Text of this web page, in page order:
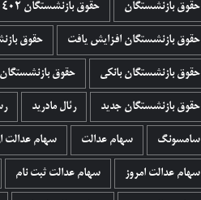
حقوق بازنشستگان حقوق بازنشستگان 1402
حقوق بازنشستگان افزایش یافت حقوق
حقوق بازنشستگان بانکی حقوق
حقوق بازنشستگان جدید رئال مادرید
سامسونگ سهام عدالت سهام عدالت
سهام عدالت امروز سهام عدالت ثبت نام